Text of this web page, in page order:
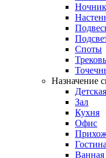
Споты
Назначение
Детская
Зал
Кухня
Офис
Ванная